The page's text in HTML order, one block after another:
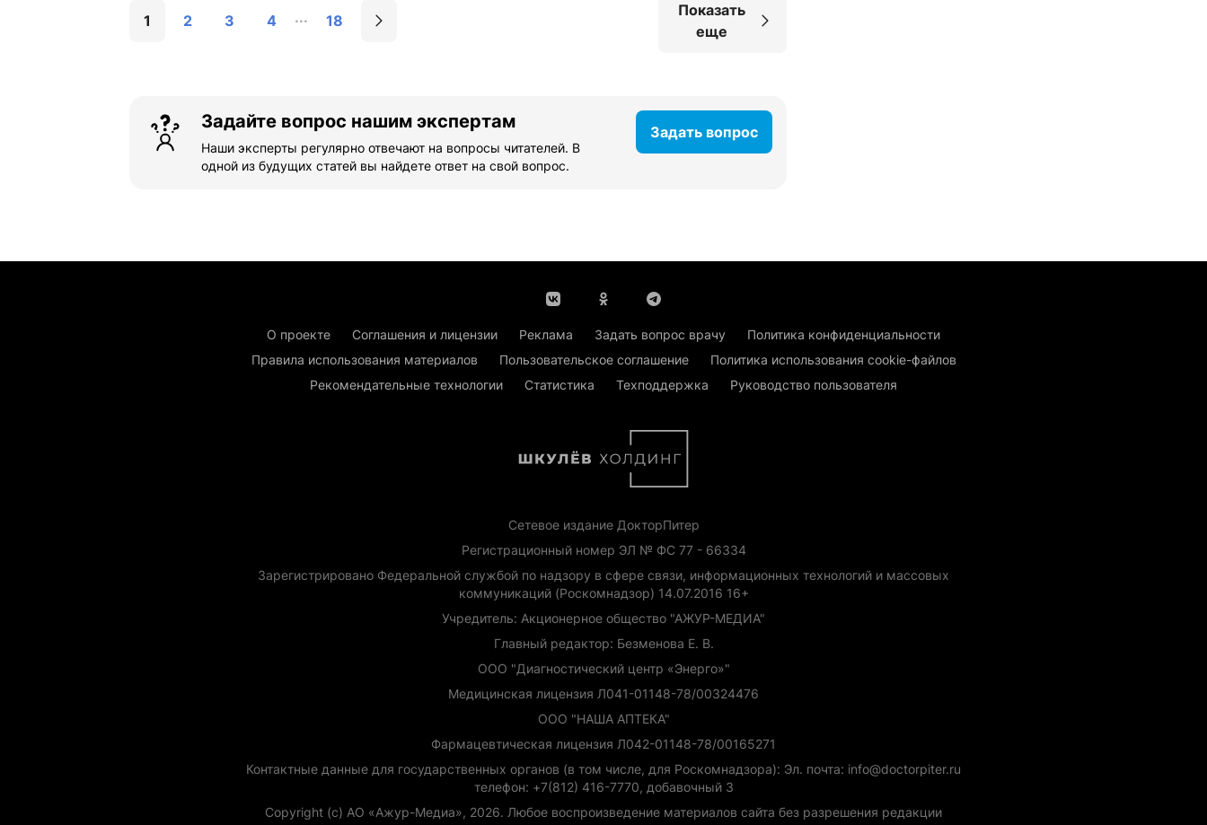
1 2 3 4 18
Показать
еще
Задайте вопрос нашим экспертам
Наши эксперты регулярно отвечают на вопросы читателей. В
одной из будущих статей вы найдете ответ на свой вопрос.
Задать вопрос
О проекте Соглашения и лицензии Реклама Задать вопрос врачу
Политика конфиденциальности
Правила использования материалов
Пользовательское соглашение
Политика использования cookie-файлов
Рекомендательные технологии
Статистика Техподдержка Руководство пользователя
Сетевое издание ДокторПитер
Регистрационный номер ЭЛ № ФС 77 - 66334
Зарегистрировано Федеральной службой по надзору в сфере связи, информационных технологий и массовых
коммуникаций (Роскомнадзор) 14.07.2016 16+
Учредитель: Акционерное общество "АЖУР-МЕДИА"
Главный редактор: Безменова Е. В.
ООО "Диагностический центр «Энерго»"
Медицинская лицензия Л041-01148-78/00324476
ООО "НАША АПТЕКА"
Фармацевтическая лицензия Л042-01148-78/00165271
Контактные данные для государственных органов (в том числе, для Роскомнадзора): Эл. почта: info@doctorpiter.ru
телефон: +7(812) 416-7770, добавочный 3
Copyright (с) АО «Ажур-Медиа», 2026. Любое воспроизведение материалов сайта без разрешения редакции